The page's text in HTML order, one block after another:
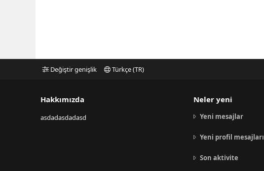
Değiştir genişlik Türkçe (TR)
Hakkımızda
asdadasdadasd
Neler yeni
Yeni mesajlar
Yeni profil mesajları
Son aktivite